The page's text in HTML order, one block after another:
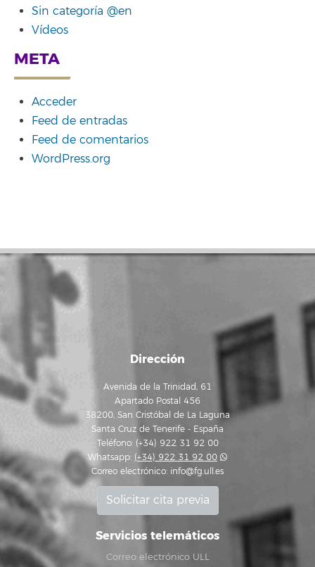
Sin categoría @en
Vídeos
META
Acceder
Feed de entradas
Feed de comentarios
WordPress.org
Dirección
Avenida de la Trinidad, 61
Apartado Postal 456
38200, San Cristóbal de La Laguna
Santa Cruz de Tenerife - España
Teléfono: (+34) 922 31 92 00
Whatsapp: (+34) 922 31 92 00
Correo electrónico: info@fg.ull.es
Solicitar cita previa
Servicios telemáticos
Correo electrónico ULL